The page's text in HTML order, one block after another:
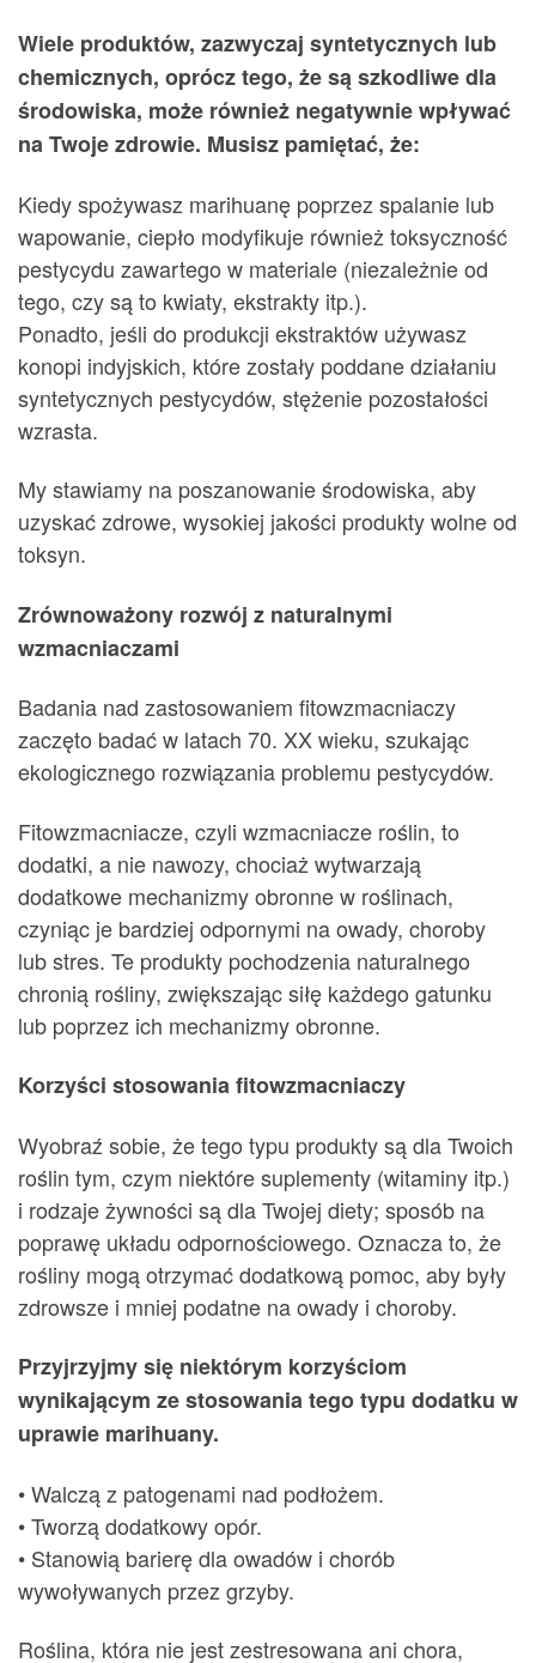
Wiele produktów, zazwyczaj syntetycznych lub
chemicznych, oprócz tego, że są szkodliwe dla
środowiska, może również negatywnie wpływać
na Twoje zdrowie. Musisz pamiętać, że:
Kiedy spożywasz marihuanę poprzez spalanie lub
wapowanie, ciepło modyfikuje również toksyczność
pestycydu zawartego w materiale (niezależnie od
tego, czy są to kwiaty, ekstrakty itp.).
Ponadto, jeśli do produkcji ekstraktów używasz
konopi indyjskich, które zostały poddane działaniu
syntetycznych pestycydów, stężenie pozostałości
wzrasta.
My stawiamy na poszanowanie środowiska, aby
uzyskać zdrowe, wysokiej jakości produkty wolne od
toksyn.
Zrównoważony rozwój z naturalnymi
wzmacniaczami
Badania nad zastosowaniem fitowzmacniaczy
zaczęto badać w latach 70. XX wieku, szukając
ekologicznego rozwiązania problemu pestycydów.
Fitowzmacniacze, czyli wzmacniacze roślin, to
dodatki, a nie nawozy, chociaż wytwarzają
dodatkowe mechanizmy obronne w roślinach,
czyniąc je bardziej odpornymi na owady, choroby
lub stres. Te produkty pochodzenia naturalnego
chronią rośliny, zwiększając siłę każdego gatunku
lub poprzez ich mechanizmy obronne.
Korzyści stosowania fitowzmacniaczy
Wyobraź sobie, że tego typu produkty są dla Twoich
roślin tym, czym niektóre suplementy (witaminy itp.)
i rodzaje żywności są dla Twojej diety; sposób na
poprawę układu odpornościowego. Oznacza to, że
rośliny mogą otrzymać dodatkową pomoc, aby były
zdrowsze i mniej podatne na owady i choroby.
Przyjrzyjmy się niektórym korzyściom
wynikającym ze stosowania tego typu dodatku w
uprawie marihuany.
• Walczą z patogenami nad podłożem.
• Tworzą dodatkowy opór.
• Stanowią barierę dla owadów i chorób
wywoływanych przez grzyby.
Roślina, która nie jest zestresowana ani chora,